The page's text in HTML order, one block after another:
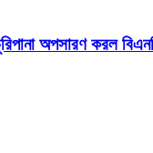
অপসারণ করল